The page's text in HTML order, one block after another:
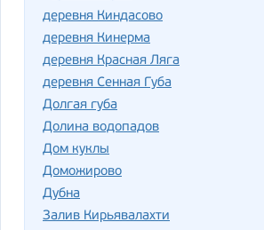
деревня Киндасово
деревня Кинерма
деревня Красная Ляга
деревня Сенная Губа
Долгая губа
Долина водопадов
Дом куклы
Доможирово
Дубна
Залив Кирьявалахти